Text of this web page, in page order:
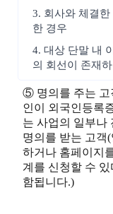
3. 회사와 체결
한 경우
4. 대상 단말 내
의 회선이 존재
⑤ 명의를 주는 고
인이 외국인등록
는 사업의 일부나
명의를 받는 고객
하거나 홈페이지
계를 신청할 수
함됩니다.)